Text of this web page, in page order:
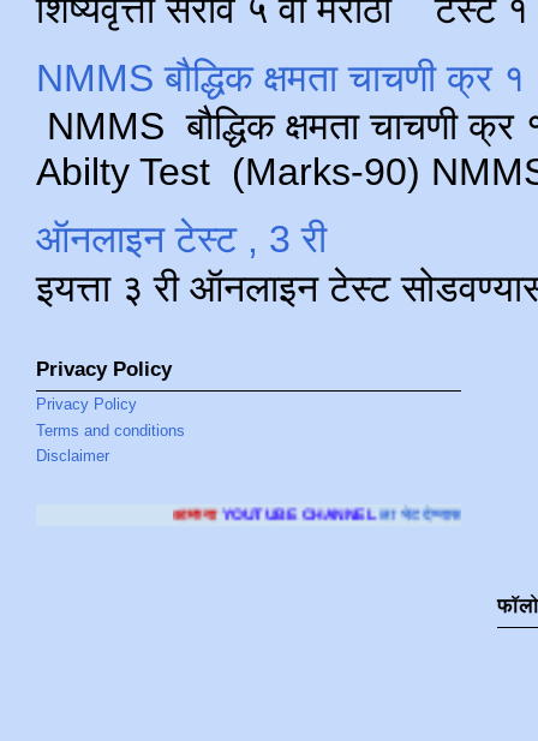
शिष्यवृत्ती सराव ५ वी मराठी टेस्ट
NMMS बौद्धिक क्षमता चाचणी क्र
NMMS बौद्धिक क्षमता चाचणी
Abilty Test (Marks-90) NMMS
ऑनलाइन टेस्ट , 3 री
इयत्ता ३ री ऑनलाइन टेस्ट
Privacy Policy
Privacy Policy
Terms and conditions
Disclaimer
YOUTUBE CHANNELला भेट देण्यासाठी क्लिक करा.